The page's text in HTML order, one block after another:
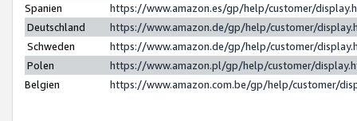
Spanien
https://www.amazon.es/gp/help/customer/
Deutschland
https://www.amazon.de/gp/help/customer/
Schweden
https://www.amazon.de/gp/help/customer/
Polen
https://www.amazon.pl/gp/help/customer/
Belgien
https://www.amazon.com.be/gp/help/customer/